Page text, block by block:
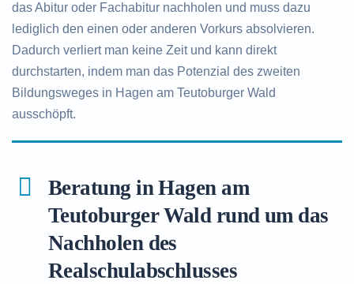
das Abitur oder Fachabitur nachholen und muss dazu
lediglich den einen oder anderen Vorkurs absolvieren.
Dadurch verliert man keine Zeit und kann direkt
durchstarten, indem man das Potenzial des zweiten
Bildungsweges in Hagen am Teutoburger Wald
ausschöpft.
Beratung in Hagen am
Teutoburger Wald rund um das
Nachholen des
Realschulabschlusses